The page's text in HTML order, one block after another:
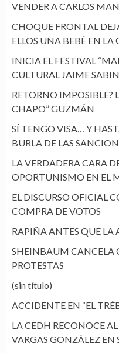
VENDER A CARLOS
CHOQUE FRONTAL
ELLOS UNA BEBÉ EN
INICIA EL FESTIVAL
CULTURAL JAIME
RETORNO IMPOSIBLE?
CHAPO” GUZMÁN
SÍ TENGO VISA… Y
BURLA DE LAS
LA VERDADERA CARA
OPORTUNISMO EN EL
EL DISCURSO OFICIAL
COMPRA DE VOTOS
RAPIÑA ANTES QUE LA
SHEINBAUM CANCELA
PROTESTAS
(sin título)
ACCIDENTE EN “EL
LA CEDH RECONOCE
VARGAS GONZÁLEZ